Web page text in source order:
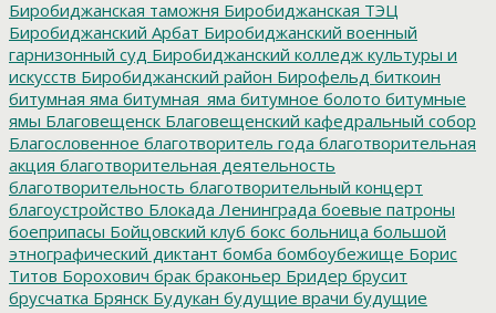
Биробиджанская таможня Биробиджанская ТЭЦ
Биробиджанский Арбат Биробиджанский военный
гарнизонный суд Биробиджанский колледж культуры и
искусств Биробиджанский район Бирофельд биткоин
битумная яма битумная_яма битумное болото битумные
ямы Благовещенск Благовещенский кафедральный собор
Благословенное благотворитель года благотворительная
акция благотворительная деятельность
благотворительность благотворительный концерт
благоустройство Блокада Ленинграда боевые патроны
боеприпасы Бойцовский клуб бокс больница большой
этнографический диктант бомба бомбоубежище Борис
Титов Борохович брак браконьер Бридер брусит
брусчатка Брянск Будукан будущие врачи будущие